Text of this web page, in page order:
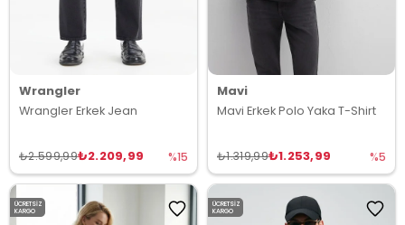
Wrangler
Wrangler Erkek Jean
₺2.209,99
₺2.599,99 %15
Mavi
Mavi Erkek Polo Yaka T-Shirt
₺1.253,99
₺1.319,99 %5
ÜCRETSIZ
KARGO
ÜCRETSIZ
KARGO